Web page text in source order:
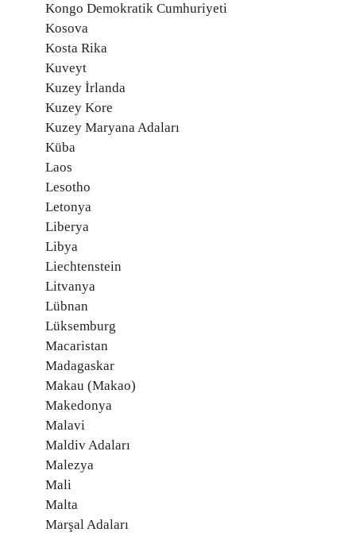
Kongo Demokratik Cumhuriyeti
Kosova
Kosta Rika
Kuveyt
Kuzey İrlanda
Kuzey Kore
Kuzey Maryana Adaları
Küba
Laos
Lesotho
Letonya
Liberya
Libya
Liechtenstein
Litvanya
Lübnan
Lüksemburg
Macaristan
Madagaskar
Makau (Makao)
Makedonya
Malavi
Maldiv Adaları
Malezya
Mali
Malta
Marşal Adaları